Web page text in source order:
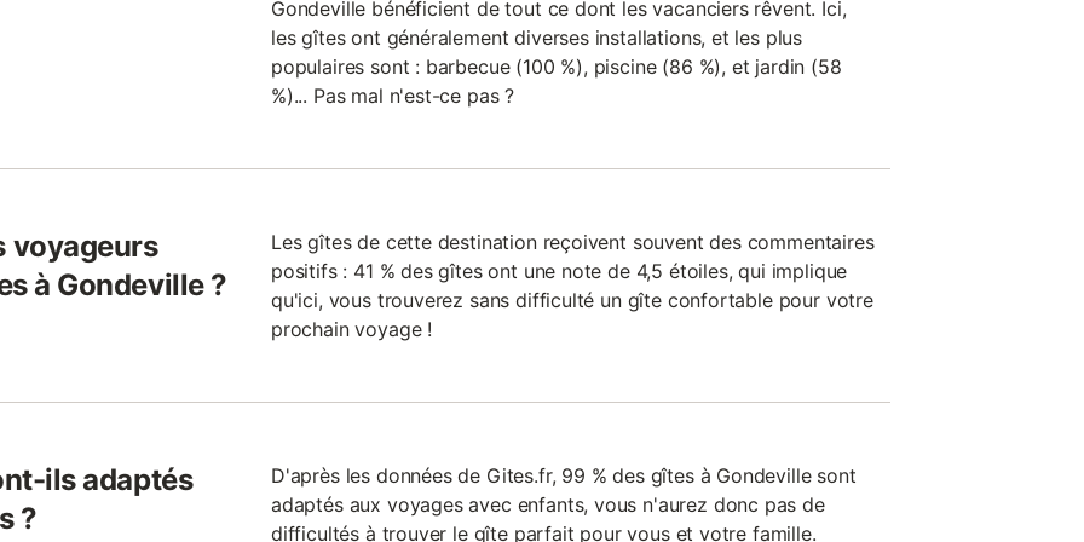
Gondeville bénéficient de tout ce dont les vacanciers rêvent. Ici,
les gîtes ont généralement diverses installations, et les plus
populaires sont : barbecue (100 %), piscine (86 %), et jardin (58
%)... Pas mal n'est-ce pas ?
voyageurs
à Gondeville ?
Les gîtes de cette destination reçoivent souvent des commentaires
positifs : 41 % des gîtes ont une note de 4,5 étoiles, qui implique
qu'ici, vous trouverez sans difficulté un gîte confortable pour votre
prochain voyage !
ils adaptés
?
D'après les données de Gites.fr, 99 % des gîtes à Gondeville sont
adaptés aux voyages avec enfants, vous n'aurez donc pas de
difficultés à trouver le gîte parfait pour vous et votre famille.